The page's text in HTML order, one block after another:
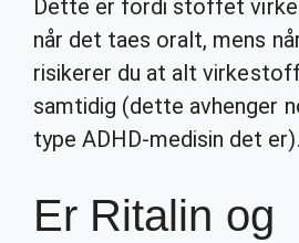
Dette er fordi stoffet
når det taes oralt, mens
risikerer du at alt
samtidig (dette avhenger
type ADHD-medisin det er).
Er Ritalin og